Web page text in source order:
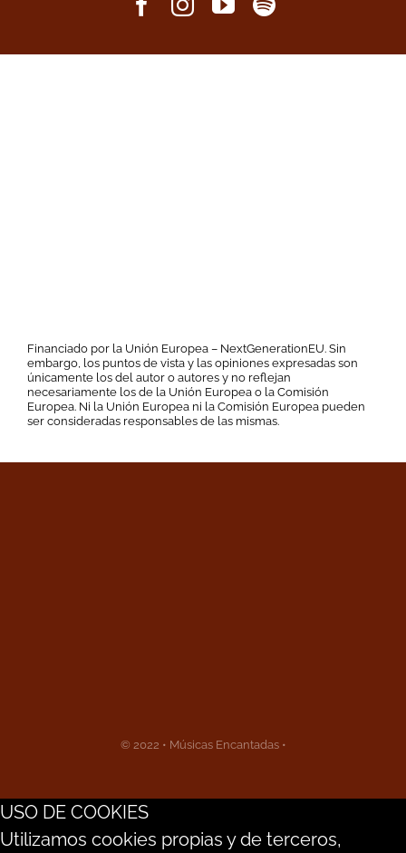
Financiado por la Unión Europea – NextGenerationEU. Sin
embargo, los puntos de vista y las opiniones expresadas son
únicamente los del autor o autores y no reflejan
necesariamente los de la Unión Europea o la Comisión
Europea. Ni la Unión Europea ni la Comisión Europea pueden
ser consideradas responsables de las mismas.
© 2022 • Músicas Encantadas •
USO DE COOKIES
Utilizamos cookies propias y de terceros,